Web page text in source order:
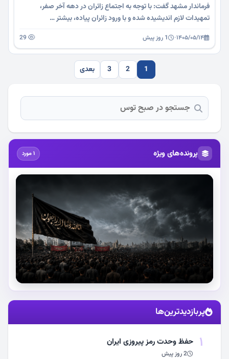
فرماندار مشهد گفت: با توجه به اجتماع زائران در دهه آخر صفر،
تمهیدات لازم اندیشیده شده و با ورود زائران پیاده، بیشتر …
۱۴۰۵/۰۵/۱۴· 1 روز پیش
1
2
3 بعدی
پرونده‌های ویژه 1 مورد
استقبال از آقای شهید ایران
مشاهده اخبار
پربازدیدترین‌ها
1 حفظ وحدت رمز پیروزی ایران
2 روز پیش